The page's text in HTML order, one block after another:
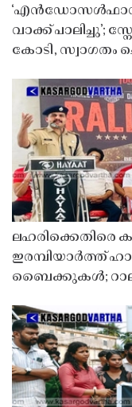
വാക്ക് പാലിച്ചു’;
കോടി, സ്വാഗതം
ഇരമ്പിയാർത്ത്
ബൈക്കുകൾ; റാലി